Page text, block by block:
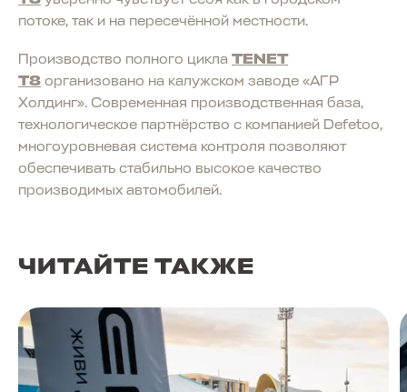
потоке, так и на пересечённой местности.
Производство полного цикла TENET
T8 организовано на калужском заводе «АГР
Холдинг». Современная производственная база,
технологическое партнёрство с компанией Defetoo,
многоуровневая система контроля позволяют
обеспечивать стабильно высокое качество
производимых автомобилей.
ЧИТАЙТЕ ТАКЖЕ